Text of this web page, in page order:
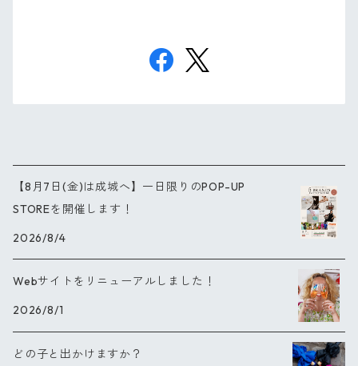
【8月7日(金)は成城へ】一日限りのPOP-UP
STOREを開催します！
2026/8/4
Webサイトをリニューアルしました！
2026/8/1
どの子と出かけますか？